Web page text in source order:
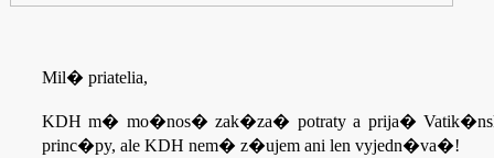
Mil� priatelia,
KDH m� mo�nos� zak�za� potraty a prija�
princ�py, ale KDH nem� z�ujem ani len vyjedn�va�!